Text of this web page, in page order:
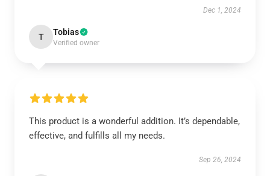
Dec 1, 2024
T Tobias
Verified owner
This product is a wonderful addition. It’s dependable,
effective, and fulfills all my needs.
Sep 26, 2024